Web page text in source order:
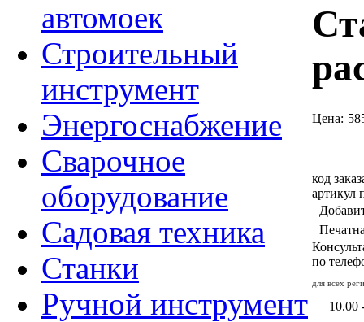
автомоек
Строительный
инструмент
Энергоснабжение
Сварочное
оборудование
Садовая техника
Станки
Ручной инструмент
Цена:
код
артикул
по
для всех
10.00